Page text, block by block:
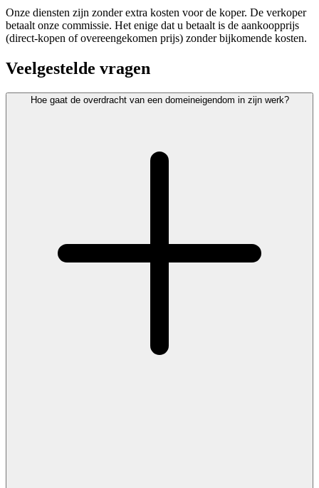
Onze diensten zijn zonder extra kosten voor de koper. De verkoper
betaalt onze commissie. Het enige dat u betaalt is de aankoopprijs
(direct-kopen of overeengekomen prijs) zonder bijkomende kosten.
Veelgestelde vragen
Hoe gaat de overdracht van een domeineigendom in zijn werk?